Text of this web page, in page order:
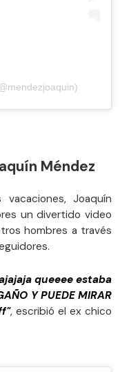
Méndez
Joaquín
un divertido video
hombres a través
queeee estaba
Y PUEDE MIRAR
, escribió el ex chico